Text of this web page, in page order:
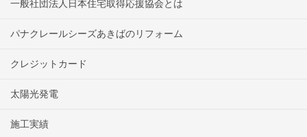
一般社団法人日本住宅取得応援協会とは
パナクレールシーズあきばのリフォーム
クレジットカード
太陽光発電
施工実績